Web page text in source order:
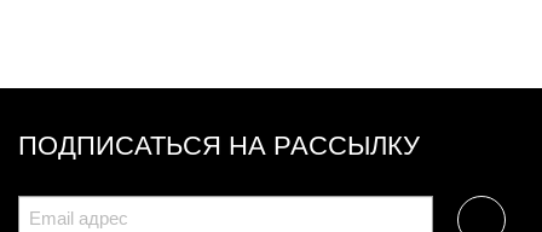
ПОДПИСАТЬСЯ НА РАССЫЛКУ